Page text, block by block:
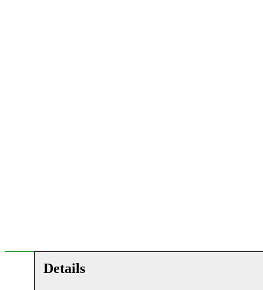
Details